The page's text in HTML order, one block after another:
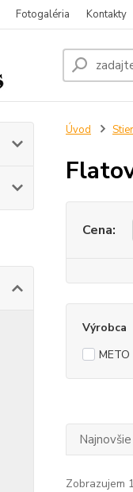
Fotogaléria Kontakty
Úvod
Cena:
Výrobca
METO
Najnovšie
Zobrazujem